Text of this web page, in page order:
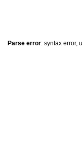
Parse error: syntax error,